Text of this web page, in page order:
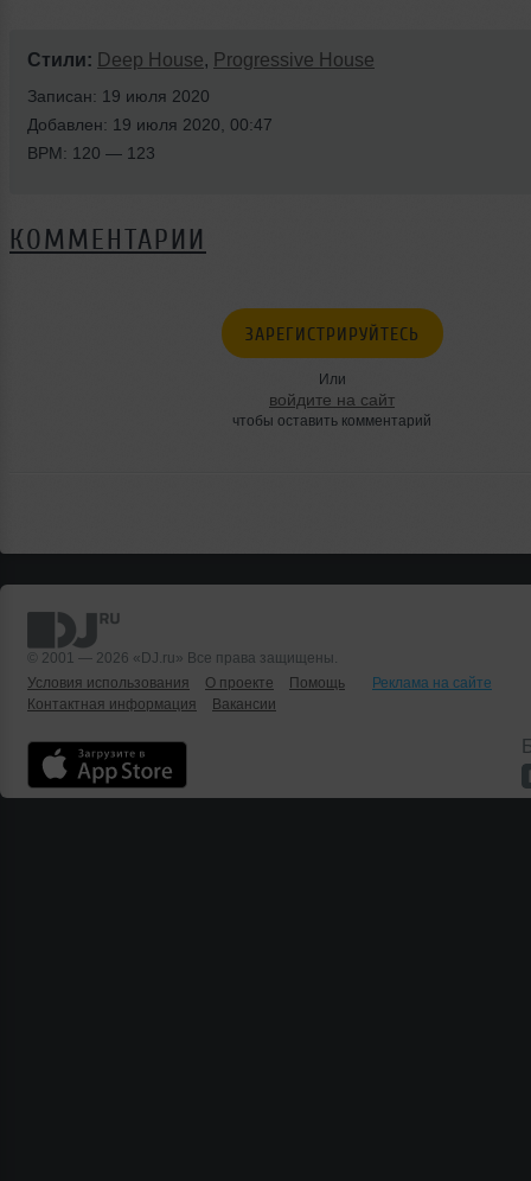
Стили: Deep House, Progressive House
Записан: 19 июля 2020
Добавлен: 19 июля 2020, 00:47
BPM: 120 — 123
КОММЕНТАРИИ
ЗАРЕГИСТРИРУЙТЕСЬ
Или
войдите на сайт
чтобы оставить комментарий
© 2001 — 2026 «DJ.ru» Все права защищены.
Условия использования
О проекте Помощь
Реклама на сайте
Контактная информация
Вакансии